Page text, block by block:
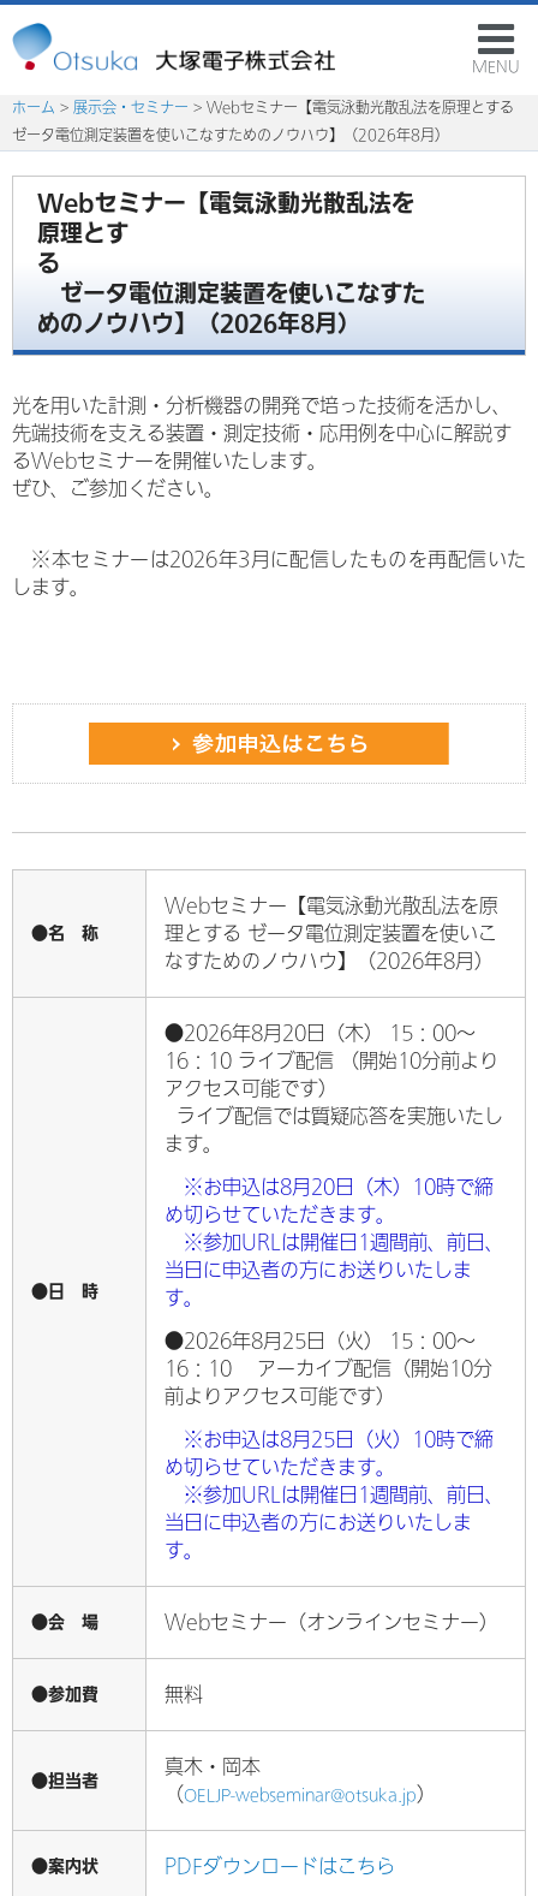
MENU
ホーム > 展示会・セミナー > Webセミナー【電気泳動光散乱法を原理とする
ゼータ電位測定装置を使いこなすためのノウハウ】（2026年8月）
Webセミナー【電気泳動光散乱法を
原理とす
る
ゼータ電位測定装置を使いこなすた
めのノウハウ】（2026年8月）
光を用いた計測・分析機器の開発で培った技術を活かし、
先端技術を支える装置・測定技術・応用例を中心に解説す
るWebセミナーを開催いたします。
ぜひ、ご参加ください。
※本セミナーは2026年3月に配信したものを再配信いた
します。
●名 称
Webセミナー【電気泳動光散乱法を原
理とする ゼータ電位測定装置を使いこ
なすためのノウハウ】（2026年8月）
●日 時
●2026年8月20日（木） 15：00～
16：10 ライブ配信 （開始10分前より
アクセス可能です）
ライブ配信では質疑応答を実施いたし
ます。
※お申込は8月20日（木）10時で締
め切らせていただきます。
※参加URLは開催日1週間前、前日、
当日に申込者の方にお送りいたしま
す。
●2026年8月25日（火） 15：00～
16：10 アーカイブ配信（開始10分
前よりアクセス可能です）
※お申込は8月25日（火）10時で締
め切らせていただきます。
※参加URLは開催日1週間前、前日、
当日に申込者の方にお送りいたしま
す。
●会 場 Webセミナー（オンラインセミナー）
●参加費 無料
●担当者
真木・岡本
（OELJP-webseminar@otsuka.jp）
●案内状 PDFダウンロードはこちら